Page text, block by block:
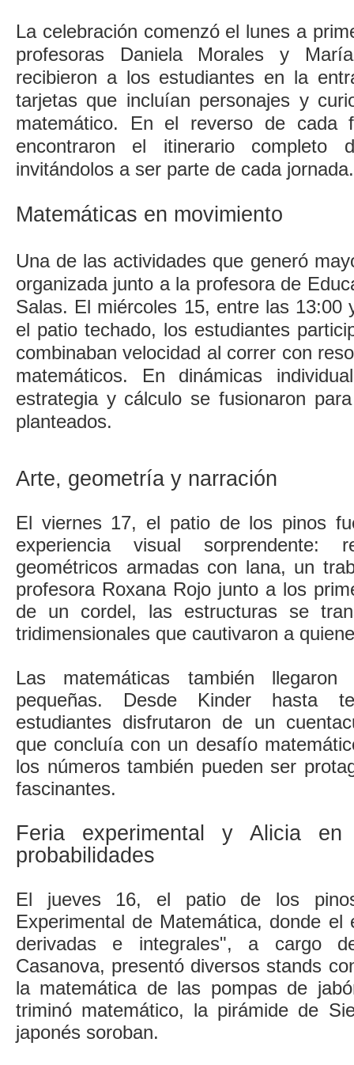
La celebración comenzó el lunes a
profesoras Daniela Morales y
recibieron a los estudiantes en la
tarjetas que incluían personajes y
matemático. En el reverso de cada
encontraron el itinerario completo
invitándolos a ser parte de cada jornada.
Matemáticas en movimiento
Una de las actividades que generó
organizada junto a la profesora de
Salas. El miércoles 15, entre las 13:00
el patio techado, los estudiantes
combinaban velocidad al correr con
matemáticos. En dinámicas
estrategia y cálculo se fusionaron
planteados.
Arte, geometría y narración
El viernes 17, el patio de los pinos
experiencia visual sorprendente:
geométricos armadas con lana, un
profesora Roxana Rojo junto a los
de un cordel, las estructuras se
tridimensionales que cautivaron a
Las matemáticas también
pequeñas. Desde Kinder hasta
estudiantes disfrutaron de un
que concluía con un desafío
los números también pueden ser
fascinantes.
Feria experimental y Alicia
probabilidades
El jueves 16, el patio de los
Experimental de Matemática, donde el
derivadas e integrales", a cargo
Casanova, presentó diversos stands
la matemática de las pompas de
triminó matemático, la pirámide de
japonés soroban.